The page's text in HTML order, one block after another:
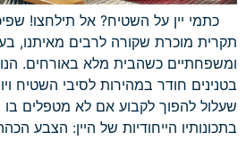
כתמי יין על השטיח? אל תילחצו!
תקרית מוכרת שקורה לרבים מאיתנו,
ומשפחתיים כשהבית מלא באורחים.
בטנינים חודר במהירות לסיבי השטיח
שעלול להפוך לקבוע אם לא מטפלים בו
בתכונותיו הייחודיות של היין: הצבע